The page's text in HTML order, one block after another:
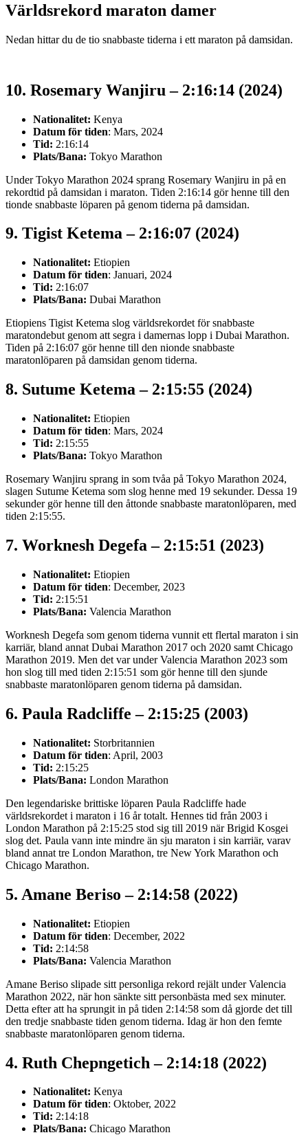
Världsrekord maraton damer
Nedan hittar du de tio snabbaste tiderna i ett maraton på damsidan.
10. Rosemary Wanjiru – 2:16:14 (2024)
Nationalitet: Kenya
Datum för tiden: Mars, 2024
Tid: 2:16:14
Plats/Bana: Tokyo Marathon
Under Tokyo Marathon 2024 sprang Rosemary Wanjiru in på en
rekordtid på damsidan i maraton. Tiden 2:16:14 gör henne till den
tionde snabbaste löparen på genom tiderna på damsidan.
9. Tigist Ketema – 2:16:07 (2024)
Nationalitet: Etiopien
Datum för tiden: Januari, 2024
Tid: 2:16:07
Plats/Bana: Dubai Marathon
Etiopiens Tigist Ketema slog världsrekordet för snabbaste
maratondebut genom att segra i damernas lopp i Dubai Marathon.
Tiden på 2:16:07 gör henne till den nionde snabbaste
maratonlöparen på damsidan genom tiderna.
8. Sutume Ketema – 2:15:55 (2024)
Nationalitet: Etiopien
Datum för tiden: Mars, 2024
Tid: 2:15:55
Plats/Bana: Tokyo Marathon
Rosemary Wanjiru sprang in som tvåa på Tokyo Marathon 2024,
slagen Sutume Ketema som slog henne med 19 sekunder. Dessa 19
sekunder gör henne till den åttonde snabbaste maratonlöparen, med
tiden 2:15:55.
7. Worknesh Degefa – 2:15:51 (2023)
Nationalitet: Etiopien
Datum för tiden: December, 2023
Tid: 2:15:51
Plats/Bana: Valencia Marathon
Worknesh Degefa som genom tiderna vunnit ett flertal maraton i sin
karriär, bland annat Dubai Marathon 2017 och 2020 samt Chicago
Marathon 2019. Men det var under Valencia Marathon 2023 som
hon slog till med tiden 2:15:51 som gör henne till den sjunde
snabbaste maratonlöparen genom tiderna på damsidan.
6. Paula Radcliffe – 2:15:25 (2003)
Nationalitet: Storbritannien
Datum för tiden: April, 2003
Tid: 2:15:25
Plats/Bana: London Marathon
Den legendariske brittiske löparen Paula Radcliffe hade
världsrekordet i maraton i 16 år totalt. Hennes tid från 2003 i
London Marathon på 2:15:25 stod sig till 2019 när Brigid Kosgei
slog det. Paula vann inte mindre än sju maraton i sin karriär, varav
bland annat tre London Marathon, tre New York Marathon och
Chicago Marathon.
5. Amane Beriso – 2:14:58 (2022)
Nationalitet: Etiopien
Datum för tiden: December, 2022
Tid: 2:14:58
Plats/Bana: Valencia Marathon
Amane Beriso slipade sitt personliga rekord rejält under Valencia
Marathon 2022, när hon sänkte sitt personbästa med sex minuter.
Detta efter att ha sprungit in på tiden 2:14:58 som då gjorde det till
den tredje snabbaste tiden genom tiderna. Idag är hon den femte
snabbaste maratonlöparen genom tiderna.
4. Ruth Chepngetich – 2:14:18 (2022)
Nationalitet: Kenya
Datum för tiden: Oktober, 2022
Tid: 2:14:18
Plats/Bana: Chicago Marathon